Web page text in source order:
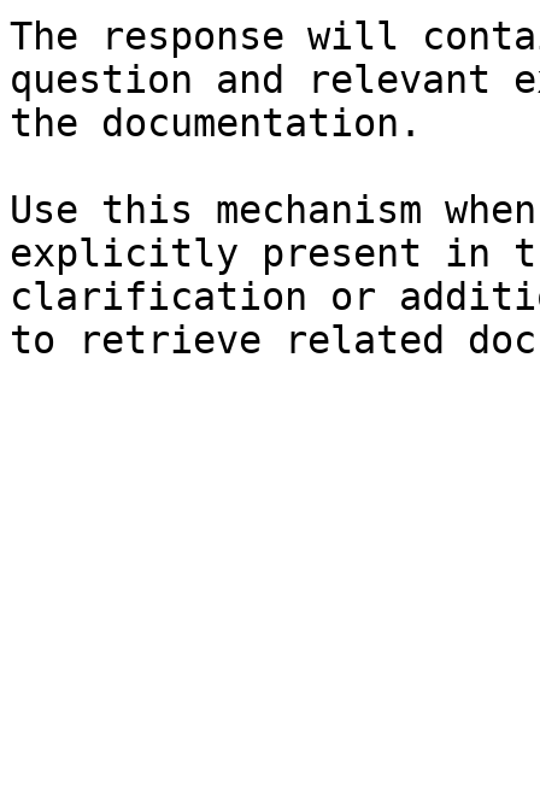
The response will
question and relevant
the documentation.
Use this mechanism
explicitly present in
clarification or